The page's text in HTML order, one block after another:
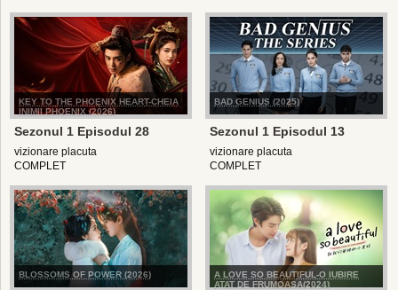
KEY TO THE PHOENIX HEART-CHEIA
INIMII PHOENIX (2026)
Sezonul 1 Episodul 28
vizionare placuta
COMPLET
BAD GENIUS (2025)
Sezonul 1 Episodul 13
vizionare placuta
COMPLET
BLOSSOMS OF POWER (2026)
A LOVE SO BEAUTIFUL-O IUBIRE
ATAT DE FRUMOASA(2024)